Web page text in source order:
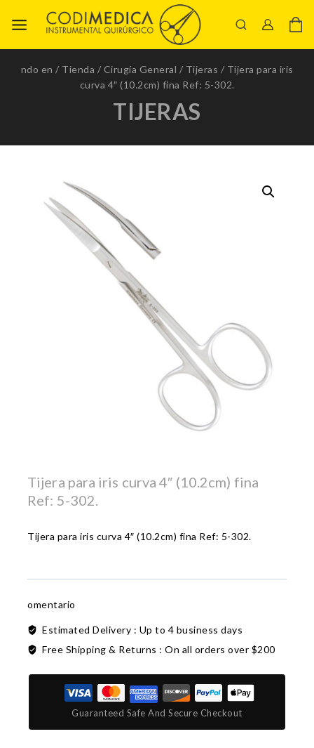
ndo en / Tienda / Cirugía General / Tijeras / Tijera para iris
curva 4″ (10.2cm) fina Ref: 5-302.
TIJERAS
Tijera para iris curva 4″ (10.2cm) fina
Ref: 5-302.
Tijera para iris curva 4″ (10.2cm) fina Ref: 5-302.
omentario
Estimated Delivery : Up to 4 business days
Free Shipping & Returns : On all orders over $200
Guaranteed Safe And Secure Checkout